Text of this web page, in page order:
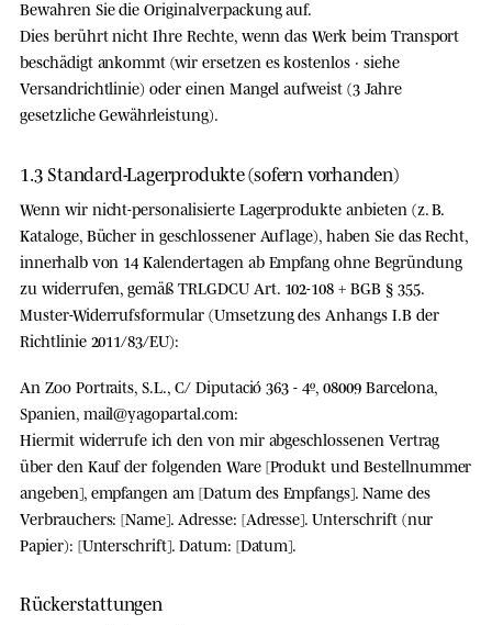
Bewahren Sie die Originalverpackung auf.
Dies berührt nicht Ihre Rechte, wenn das Werk beim Transport
beschädigtankommt (wir ersetzen es kostenlos · siehe
Versandrichtlinie) oder einen Mangel aufweist (3 Jahre
gesetzliche Gewährleistung).
1.3 Standard-Lagerprodukte (sofern vorhanden)
Wenn wir nicht-personalisierte Lagerprodukte anbieten (z. B.
Kataloge, Bücher in geschlossener Auflage), haben Sie das Recht,
innerhalb von 14 Kalendertagen ab Empfang ohne Begründung
zu widerrufen, gemäß TRLGDCU Art. 102-108 + BGB § 355.
Muster-Widerrufsformular(Umsetzung des Anhangs I.B der
Richtlinie 2011/83/EU):
An Zoo Portraits, S.L., C/ Diputació 363 - 4º, 08009 Barcelona,
Spanien, mail@yagopartal.com:
Hiermit widerrufe ich den von mir abgeschlossenen Vertrag
über den Kauf der folgenden Ware [Produkt und Bestellnummer
angeben], empfangen am [Datum des Empfangs]. Name des
Verbrauchers: [Name]. Adresse: [Adresse]. Unterschrift (nur
Papier): [Unterschrift]. Datum: [Datum].
Rückerstattungen